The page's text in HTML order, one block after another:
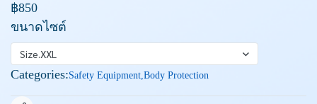
฿850
ขนาดไซต์
Size.XXL
Categories:Safety Equipment,Body Protection